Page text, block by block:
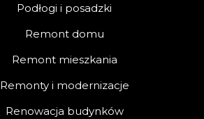
Podłogi i posadzki
Remont domu
Remont mieszkania
Remonty i modernizacje
Renowacja budynków